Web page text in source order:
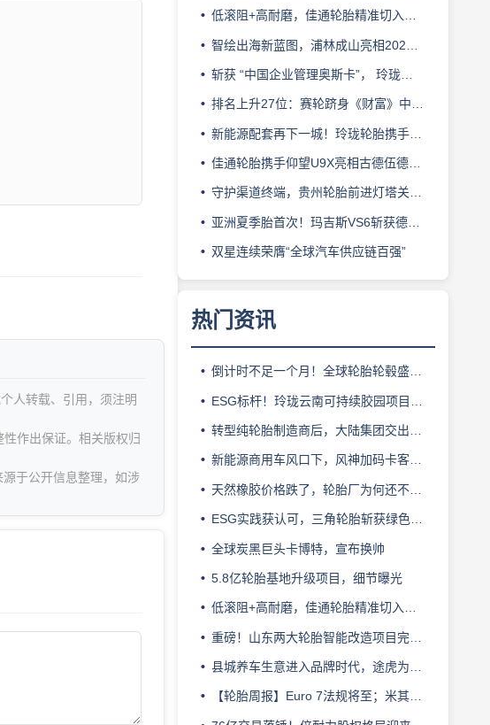
人转载、引用，须注明
作出保证。相关版权归
于公开信息整理，如涉
低滚阻+高耐磨，佳通轮胎精准切入新能源轻卡赛道
智绘出海新蓝图，浦林成山亮相2026泰中合作博览会
斩获 “中国企业管理奥斯卡”， 玲珑轮胎蝉联 BMC 大奖
排名上升27位：赛轮跻身《财富》中国500强背后的增长逻辑
新能源配套再下一城！玲珑轮胎携手小鹏L03全球上市
佳通轮胎携手仰望U9X亮相古德伍德，以轮胎科技挑战性能边界
守护渠道终端，贵州轮胎前进灯塔关爱基金驰援长春受灾门店
亚洲夏季胎首次！玛吉斯VS6斩获德国TÜV SÜD高阶认证
双星连续荣膺“全球汽车供应链百强”
热门资讯
倒计时不足一个月！全球轮胎轮毂盛会即将登陆上海！
ESG标杆！玲珑云南可持续胶园项目获评最佳实践
转型纯轮胎制造商后，大陆集团交出亮眼业绩
新能源商用车风口下，风神加码卡客车胎产能
天然橡胶价格跌了，轮胎厂为何还不敢“松口气”？
ESG实践获认可，三角轮胎斩获绿色发展典范企业奖
全球炭黑巨头卡博特，宣布换帅
5.8亿轮胎基地升级项目，细节曝光
低滚阻+高耐磨，佳通轮胎精准切入新能源轻卡赛道
重磅！山东两大轮胎智能改造项目完成备案
县城养车生意进入品牌时代，途虎为何此时加码“万镇万店”？
【轮胎周报】Euro 7法规将至；米其林上半年营收超千亿；倍耐力上半年盈利稳增；龙星炭黑斩获欧洲近万吨订单